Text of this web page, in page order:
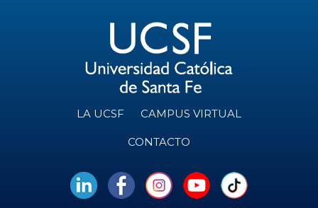
LA UCSF CAMPUS VIRTUAL
CONTACTO